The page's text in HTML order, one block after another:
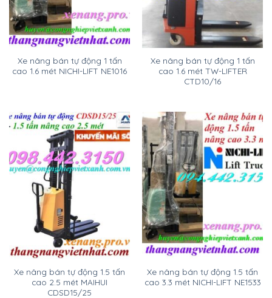
Xe nâng bán tự động 1 tấn
cao 1.6 mét NICHI-LIFT NE1016
Xe nâng bán tự động 1 tấn
cao 1.6 mét TW-LIFTER
CTD10/16
Xe nâng bán tự động 1.5 tấn
cao 2.5 mét MAIHUI
CDSD15/25
Xe nâng bán tự động 1.5 tấn
cao 3.3 mét NICHI-LIFT NE1533